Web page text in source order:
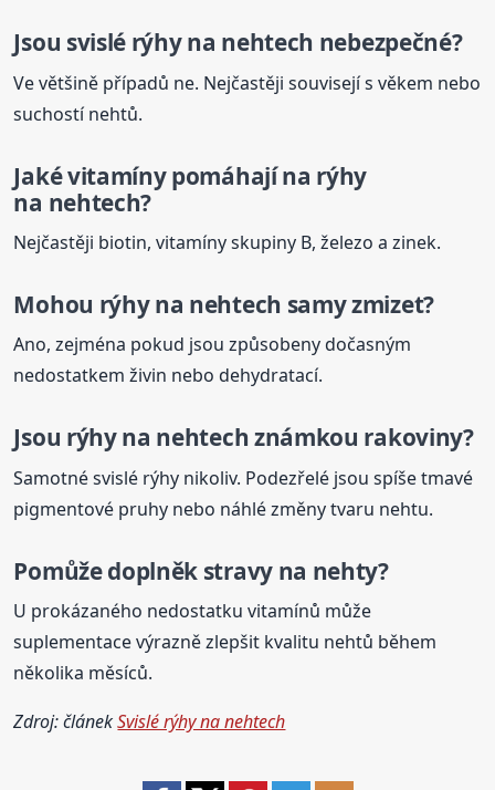
Jsou svislé rýhyna nehtech nebezpečné?
Ve většině případů ne. Nejčastěji souvisejí s věkem nebo
suchostí nehtů.
Jaké vitamíny pomáhají na rýhy
na nehtech?
Nejčastěji biotin, vitamíny skupiny B, železo a zinek.
Mohou rýhyna nehtech samy zmizet?
Ano, zejména pokud jsou způsobeny dočasným
nedostatkem živin nebo dehydratací.
Jsou rýhyna nehtech známkou rakoviny?
Samotné svislé rýhy nikoliv. Podezřelé jsou spíše tmavé
pigmentové pruhy nebo náhlé změny tvaru nehtu.
Pomůže doplněk stravy na nehty?
U prokázaného nedostatku vitamínů může
suplementace výrazně zlepšit kvalitu nehtů během
několika měsíců.
Zdroj: článekSvislé rýhy na nehtech